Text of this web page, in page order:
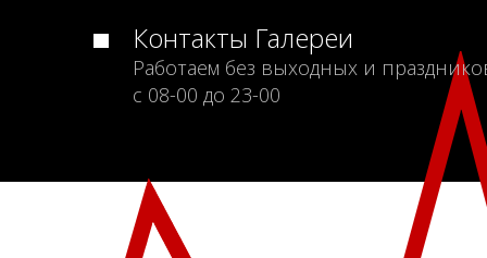
Контакты Галереи
Работаем без выходных и
с 08-00 до 23-00